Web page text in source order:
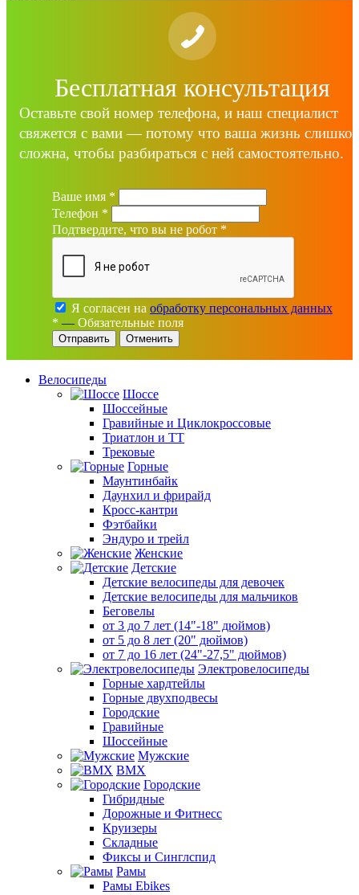
Бесплатная консультация
Оставьте свой номер телефона, и наш специалист
свяжется с вами — потому что ваша жизнь
сложна, чтобы разбираться с ней самостоятельно.
Ваше имя *
Телефон *
Подтвердите, что вы не робот *
Я согласен на обработку персональных данных
* — Обязательные поля
Отменить
Велосипеды
Шоссе
Шоссейные
Гравийные и Циклокроссовые
Триатлон и ТТ
Трековые
Горные
Маунтинбайк
Даунхил и фрирайд
Кросс-кантри
Фэтбайки
Эндуро и трейл
Женские
Детские
Детские велосипеды для девочек
Детские велосипеды для мальчиков
Беговелы
от 3 до 7 лет (14"-18" дюймов)
от 5 до 8 лет (20" дюймов)
от 7 до 16 лет (24"-27,5" дюймов)
Электровелосипеды
Горные хардтейлы
Горные двухподвесы
Городские
Гравийные
Шоссейные
Мужские
BMX
Городские
Гибридные
Дорожные и Фитнесс
Круизеры
Складные
Фиксы и Синглспид
Рамы
Рамы Ebikes